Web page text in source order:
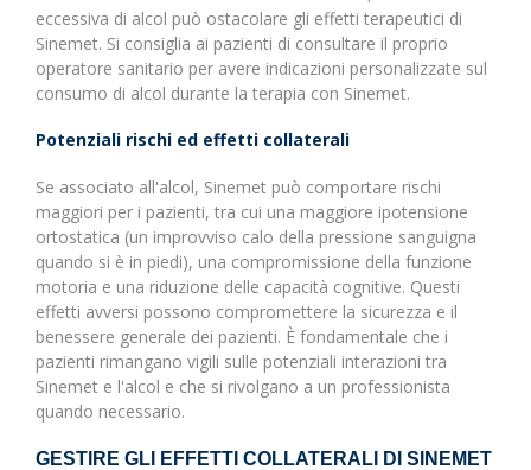
eccessiva di alcol può ostacolare gli effetti terapeutici di
Sinemet. Si consiglia ai pazienti di consultare il proprio
operatore sanitario per avere indicazioni personalizzate sul
consumo di alcol durante la terapia con Sinemet.
Potenziali rischi ed effetti collaterali
Se associato all'alcol, Sinemet può comportare rischi
maggiori per i pazienti, tra cui una maggiore ipotensione
ortostatica (un improvviso calo della pressione sanguigna
quando si è in piedi), una compromissione della funzione
motoria e una riduzione delle capacità cognitive. Questi
effetti avversi possono compromettere la sicurezza e il
benessere generale dei pazienti. È fondamentale che i
pazienti rimangano vigili sulle potenziali interazioni tra
Sinemet e l'alcol e che si rivolgano a un professionista
quando necessario.
GESTIRE GLI EFFETTI COLLATERALI DI SINEMET